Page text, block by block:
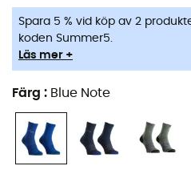
Spara 5 % vid köp av 2
koden Summer5.
Läs mer +
Färg : Blue Note
den hisnande utsikten. Med
anklarnager de ett säkert
tekniska terrängerna.
ventilation, vilket gör att dina
Material: 49 % polyamid -
återvunnen polyamid - 4